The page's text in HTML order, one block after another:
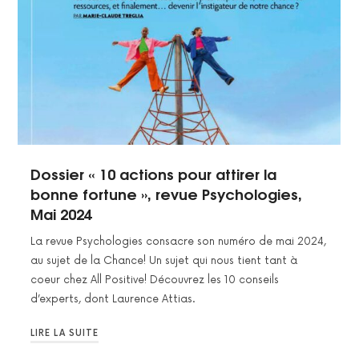
Dossier « 10 actions pour attirer la
bonne fortune », revue Psychologies,
Mai 2024
La revue Psychologies consacre son numéro de mai 2024,
au sujet de la Chance! Un sujet qui nous tient tant à
coeur chez All Positive! Découvrez les 10 conseils
d’experts, dont Laurence Attias.
LIRE LA SUITE